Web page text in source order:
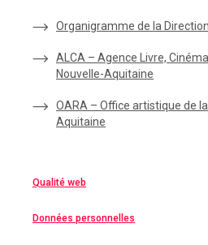
Organigramme de la
ALCA – Agence Livre,
Nouvelle-Aquitaine
OARA – Office artistique de
Aquitaine
Qualité web
Données personnelles